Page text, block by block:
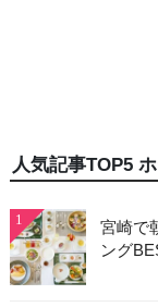
人気記事TOP5
1
宮崎で
ング